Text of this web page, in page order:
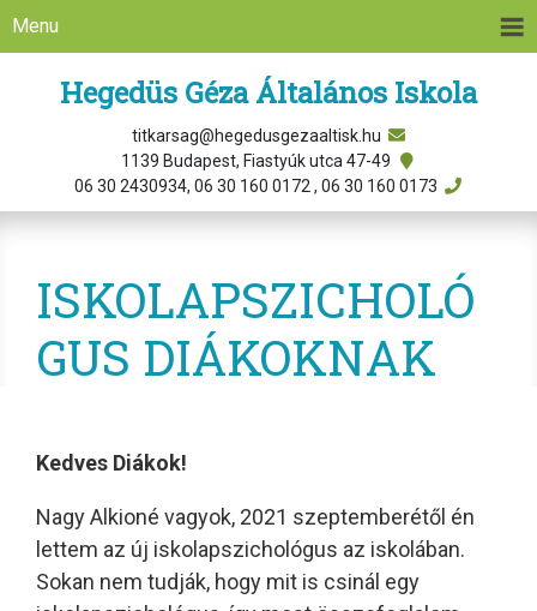
Menu
Hegedüs Géza Általános Iskola
titkarsag@hegedusgezaaltisk.hu
1139 Budapest, Fiastyúk utca 47-49
06 30 2430934, 06 30 160 0172 , 06 30 160 0173
ISKOLAPSZICHOLÓ
GUS DIÁKOKNAK
Kedves Diákok!
Nagy Alkioné vagyok, 2021 szeptemberétől én
lettem az új iskolapszichológus az iskolában.
Sokan nem tudják, hogy mit is csinál egy